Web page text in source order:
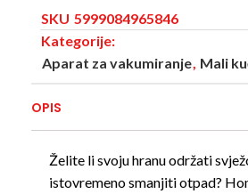
SKU 5999084965846
Kategorije:
Aparat za vakumiranje, Mali
OPIS
Želite li svoju hranu održati
istovremeno smanjiti otpad?